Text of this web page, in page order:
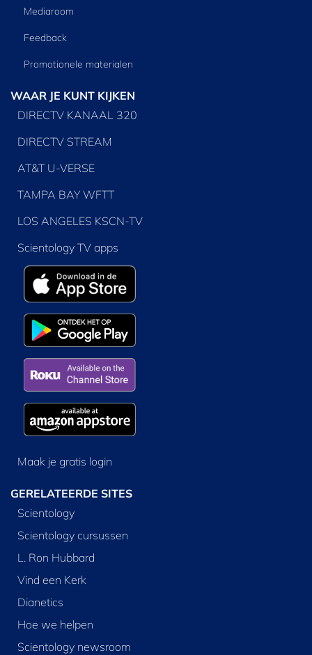
Mediaroom
Feedback
Promotionele materialen
WAAR JE KUNT KIJKEN
DIRECTV KANAAL 320
DIRECTV STREAM
AT&T U-VERSE
TAMPA BAY WFTT
LOS ANGELES KSCN-TV
Scientology TV apps
Maak je gratis login
GERELATEERDE SITES
Scientology
Scientology cursussen
L. Ron Hubbard
Vind een Kerk
Dianetics
Hoe we helpen
Scientology newsroom